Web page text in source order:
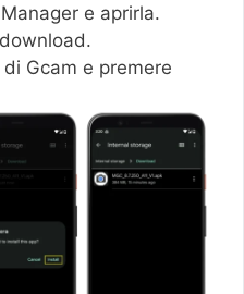
e aprirla.
Gcam e premere